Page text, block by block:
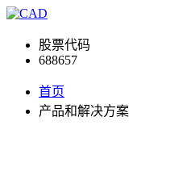
股票代码
688657
首页
产品和解决方案